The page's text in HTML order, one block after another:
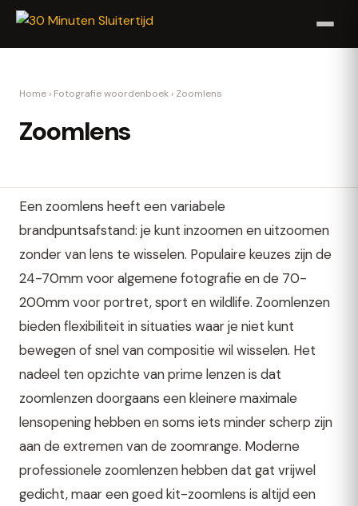
Home › Fotografie woordenboek › Zoomlens
Zoomlens
Een zoomlens heeft een variabele
brandpuntsafstand: je kunt inzoomen en uitzoomen
zonder van lens te wisselen. Populaire keuzes zijn de
24-70mm voor algemene fotografie en de 70-
200mm voor portret, sport en wildlife. Zoomlenzen
bieden flexibiliteit in situaties waar je niet kunt
bewegen of snel van compositie wil wisselen. Het
nadeel ten opzichte van prime lenzen is dat
zoomlenzen doorgaans een kleinere maximale
lensopening hebben en soms iets minder scherp zijn
aan de extremen van de zoomrange. Moderne
professionele zoomlenzen hebben dat gat vrijwel
gedicht, maar een goed kit-zoomlens is altijd een